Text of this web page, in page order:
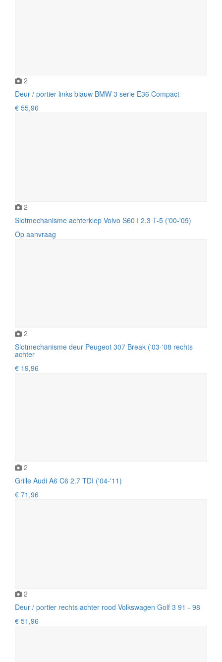
2
Deur / portier links blauw BMW 3 serie E36 Compact
€ 55,96
2
Slotmechanisme achterklep Volvo S60 I 2.3 T-5 ('00-'09)
Op aanvraag
2
Slotmechanisme deur Peugeot 307 Break ('03-'08 rechts
achter
€ 19,96
2
Grille Audi A6 C6 2.7 TDI ('04-'11)
€ 71,96
2
Deur / portier rechts achter rood Volkswagen Golf 3 91 - 98
€ 51,96